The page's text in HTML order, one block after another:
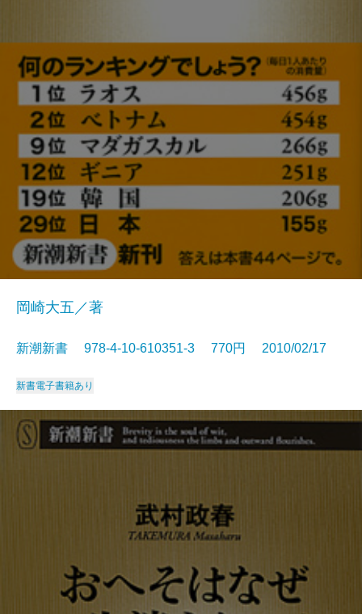
岡崎大五／著
新潮新書 978-4-10-610351-3 770円 2010/02/17
新書電子書籍あり